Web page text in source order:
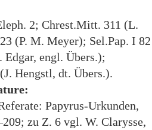
2; Chrest.Mitt. 311 (L.
(P. M. Meyer); Sel.Pap. I 82
engl. Übers.);
Hengstl, dt. Übers.).
Papyrus-Urkunden,
zu Z. 6 vgl. W. Clarysse,